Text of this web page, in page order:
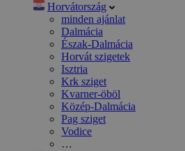
Horvátország
minden ajánlat
Dalmácia
Észak-Dalmácia
Horvát szigetek
Isztria
Krk sziget
Kvarner-öböl
Közép-Dalmácia
Pag sziget
Vodice
…